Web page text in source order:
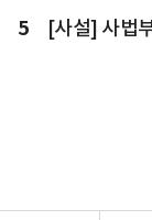
5 [사설] 사법